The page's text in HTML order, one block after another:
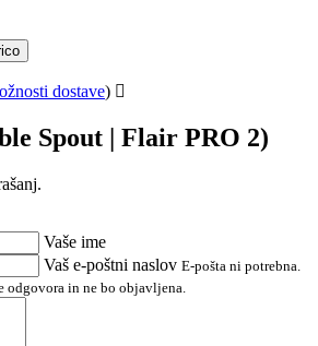
dostave)
Spout | Flair PRO 2)
Vaše ime
Vaš e-poštni naslov E-pošta ni potrebna.
odgovora in ne bo objavljena.